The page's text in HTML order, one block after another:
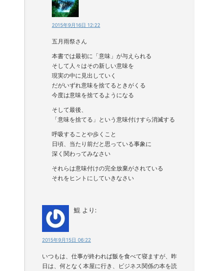
2015年9月16日 12:22
五月雨祭さん
本書では最初に「意味」が与えられる
そして人々はその新しい意味を
現実の中に見出していく
だがいずれ意味を捨てるときがくる
今度は意味を捨てるようになる
そして最後、
「意味を捨てる」という意味付けすら消滅する
呼吸することや歩くこと
日頃、当たり前だと思っている事象に
深く関わってみなさい
それらは意味付けの完全放棄がされている
それをヒントにしていきなさい
鯤 より:
2015年9月15日 06:22
いつもは、仕事が終われば飯を食べて寝ますが、昨
日は、何となく本屋に行き、ビジネス関係の本を読